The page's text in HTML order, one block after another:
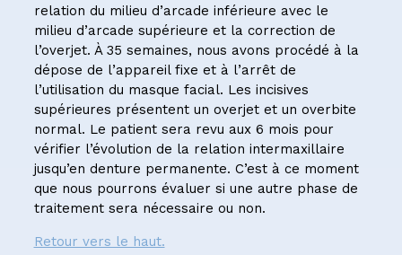
relation du milieu d’arcade inférieure avec le
milieu d’arcade supérieure et la correction de
l’overjet. À 35 semaines, nous avons procédé à la
dépose de l’appareil fixe et à l’arrêt de
l’utilisation du masque facial. Les incisives
supérieures présentent un overjet et un overbite
normal. Le patient sera revu aux 6 mois pour
vérifier l’évolution de la relation intermaxillaire
jusqu’en denture permanente. C’est à ce moment
que nous pourrons évaluer si une autre phase de
traitement sera nécessaire ou non.
Retour vers le haut.